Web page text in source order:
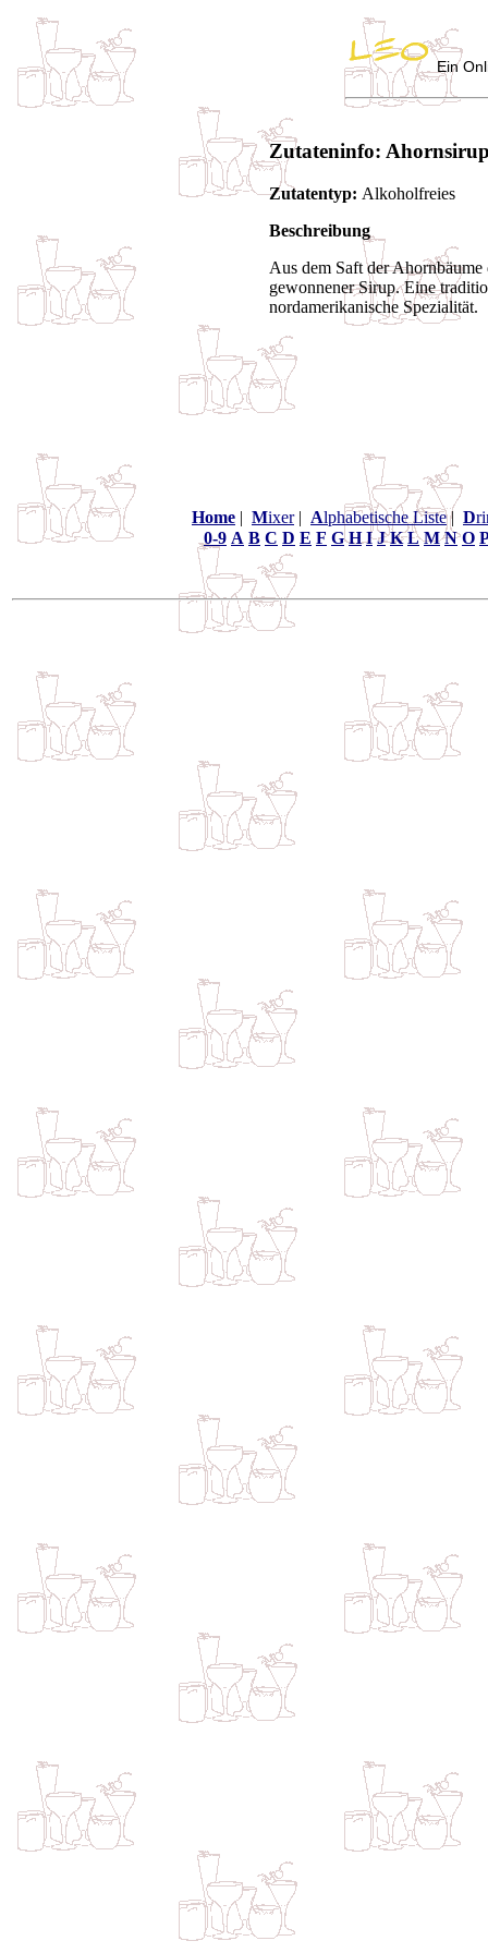
Ein
Zutateninfo:
Zutatentyp: Alkoholfreies
Beschreibung
Aus dem Saft der
gewonnener Sirup. Eine
nordamerikanische Spezialität.
Home | Mixer| Alphabetische Liste| D
0-9 A B C D E F G H I J K L M N O